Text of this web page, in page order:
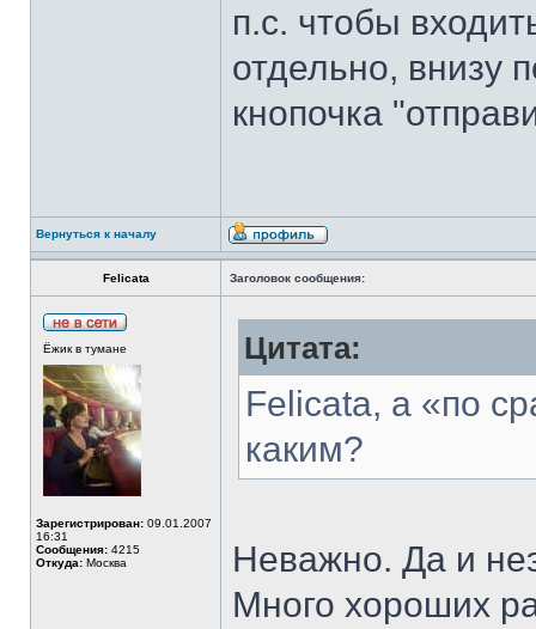
п.с. чтобы
отдельно, внизу
кнопочка
Вернуться к началу
Felicata Заголовок сообщения:
Ёжик в тумане
Зарегистрирован: 09.01.2007
16:31
Сообщения: 4215
Откуда: Москва
Цитата:
Felicata, а «по
каким?
Неважно. Да и
Много хороших